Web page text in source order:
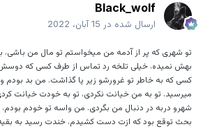
Black_wolf
ارسال شده در 15 آبان، 2022
تو شهری که پر از آدمه من میخواستم تو مال من باشی،
بهش نمیده، خیلی تلخه رد تماس از طرف کسی که دوسش
کسی که به خاطر تو غرورشو زیر پا گذاشت. من بد بودم
میرسید. تو به من خیانت نکردی، تو به خودت خیانت
شهرو دربه در دنبال من بگردی. من واسه تو خودم بودم،
بحث توقع بود که ازت دست کشیدم، خندت رسید به